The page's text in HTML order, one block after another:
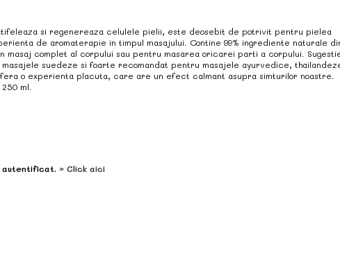
si regenereaza celulele pielii, este deosebit de potrivit pentru pielea
de aromaterapie in timpul masajului. Contine 99% ingrediente naturale
complet al corpului sau pentru masarea oricarei parti a corpului.
suedeze si foarte recomandat pentru masajele ayurvedice,
o experienta placuta, care are un efect calmant asupra simturilor noastre.
ml.
autentificat. » Click aici